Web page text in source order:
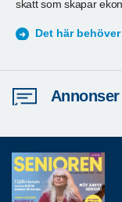
skatt som skapar
Det här
Annonser